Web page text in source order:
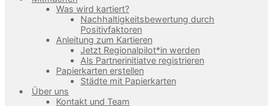
Was wird kartiert?
Nachhaltigkeitsbewertung durch
Positivfaktoren
Anleitung zum Kartieren
Jetzt Regionalpilot*in werden
Als Partnerinitiatve registrieren
Papierkarten erstellen
Städte mit Papierkarten
Über uns
Kontakt und Team